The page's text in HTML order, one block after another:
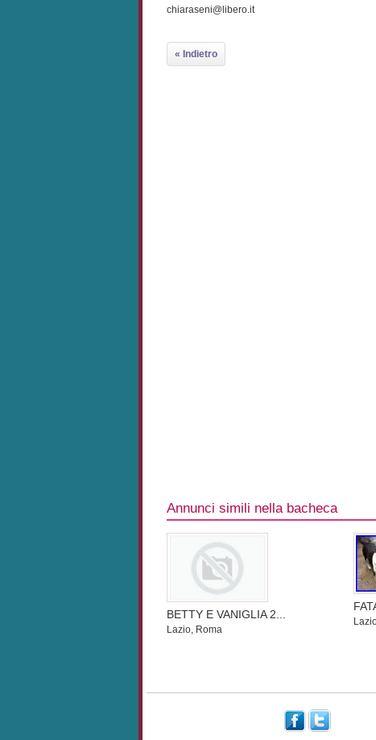
chiaraseni@libero.it
« Indietro
Annunci simili nella bacheca
BETTY E VANIGLIA 2...
Lazio, Roma